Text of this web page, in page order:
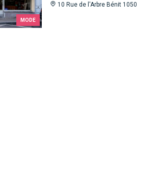
MODE
10 Rue de l'Arbre Bénit 1050